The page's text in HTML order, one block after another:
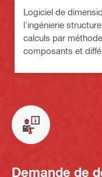
Logiciel de
l'ingénierie
calculs par
composants et
Demande de